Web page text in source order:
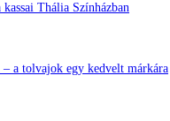
Thália Színházban
a tolvajok egy kedvelt márkára